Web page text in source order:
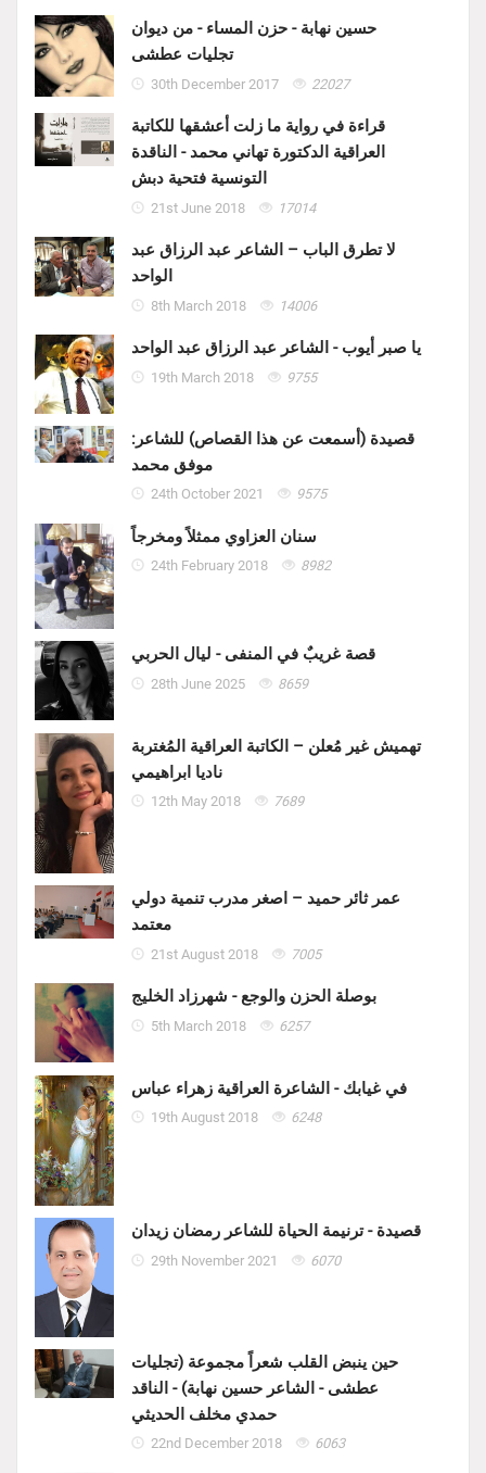
حسين نهابة - حزن المساء - من ديوان
تجليات عطشى
30th December 2017 22027
قراءة في رواية ما زلت أعشقها للكاتبة
العراقية الدكتورة تهاني محمد - الناقدة
التونسية فتحية دبش
21st June 2018 17014
لا تطرق الباب – الشاعر عبد الرزاق عبد
الواحد
8th March 2018 14006
يا صبر أيوب - الشاعر عبد الرزاق عبد الواحد
19th March 2018 9755
قصيدة (أسمعت عن هذا القصاص) للشاعر:
موفق محمد
24th October 2021 9575
سنان العزاوي ممثلاً ومخرجاً
24th February 2018 8982
قصة غريبٌ في المنفى - ليال الحربي
28th June 2025 8659
تهميش غير مُعلن – الكاتبة العراقية المُغتربة
ناديا ابراهيمي
12th May 2018 7689
عمر ثائر حميد – اصغر مدرب تنمية دولي
معتمد
21st August 2018 7005
بوصلة الحزن والوجع - شهرزاد الخليج
5th March 2018 6257
في غيابك - الشاعرة العراقية زهراء عباس
19th August 2018 6248
قصيدة - ترنيمة الحياة للشاعر رمضان زيدان
29th November 2021 6070
حين ينبض القلب شعراً مجموعة (تجليات
عطشى - الشاعر حسين نهابة) - الناقد
حمدي مخلف الحديثي
22nd December 2018 6063